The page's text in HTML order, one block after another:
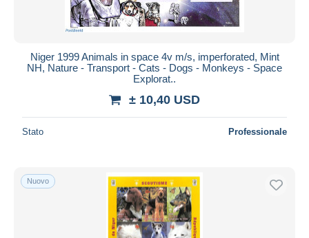
Niger 1999 Animals in space 4v m/s, imperforated, Mint
NH, Nature - Transport - Cats - Dogs - Monkeys - Space
Explorat..
± 10,40 USD
Stato Professionale
Nuovo